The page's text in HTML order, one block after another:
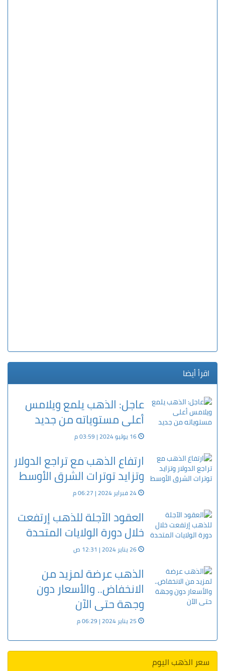
اقرأ أيضا
عاجل: الذهب يلمع ويلامس
أعلى مستوياته من جديد
16 يوليو 2024 | 03:59 م
ارتفاع الذهب مع تراجع الدولار
وتزايد توترات الشرق الأوسط
24 فبراير 2024 | 06:27 م
العقود الآجلة للذهب إرتفعت
خلال دورة الولايات المتحدة
26 يناير 2024 | 12:31 ص
الذهب عرضة لمزيد من
الانخفاض.. والأسعار دون
وجهة حتى الآن
سعر الذهب اليوم